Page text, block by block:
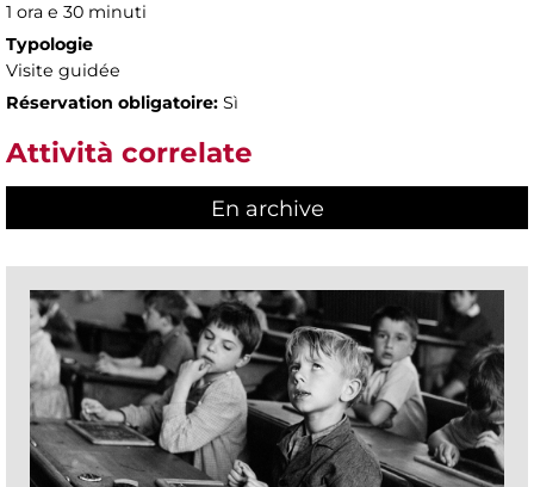
1 ora e 30 minuti
Typologie
Visite guidée
Réservation obligatoire: Sì
Attività correlate
En archive